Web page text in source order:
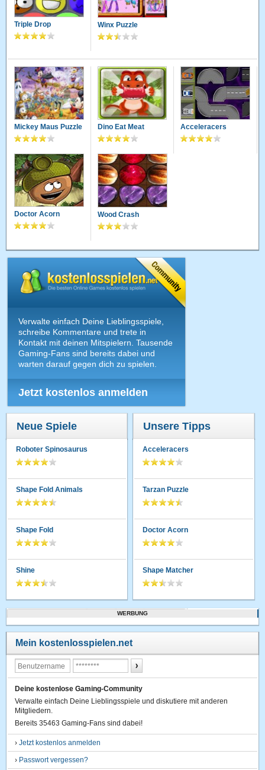
Triple Drop Winx Puzzle
Mickey Maus Puzzle Dino Eat Meat Acceleracers
Doctor Acorn Wood Crash
Verwalte einfach Deine Lieblingsspiele,
schreibe Kommentare und trete in
Kontakt mit deinen Mitspielern. Tausende
Gaming-Fans sind bereits dabei und
warten darauf gegen dich zu spielen.
Jetzt kostenlos anmelden
Neue Spiele
Roboter Spinosaurus
Shape Fold Animals
Shape Fold
Shine
Unsere Tipps
Acceleracers
Tarzan Puzzle
Doctor Acorn
Shape Matcher
WERBUNG
Mein kostenlosspielen.net
Deine kostenlose Gaming-Community
Verwalte einfach Deine Lieblingsspiele und diskutiere mit anderen
Mitgliedern.
Bereits 35463 Gaming-Fans sind dabei!
›Jetzt kostenlos anmelden
› Passwort vergessen?